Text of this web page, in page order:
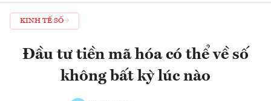
KINH TẾ SỐ
Đầu tư tiền mã hóa có thể về số
không bất kỳ lúc nào